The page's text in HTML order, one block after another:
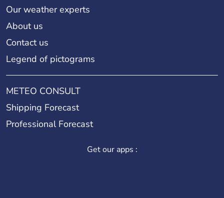
Our weather experts
About us
Contact us
Legend of pictograms
METEO CONSULT
Shipping Forecast
Professional Forecast
Get our apps :